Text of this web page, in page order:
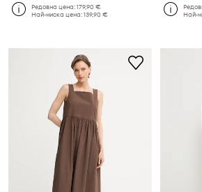
Редовна цена:179,90 €
Най-ниска цена:139,90 €
Най-